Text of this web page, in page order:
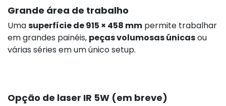
Grande área de trabalho
Umasuperfície de 915 × 458 mm permite trabalhar
em grandes painéis, peças volumosas únicasou
várias séries em um único setup.
Opção de laser IR 5W (em breve)